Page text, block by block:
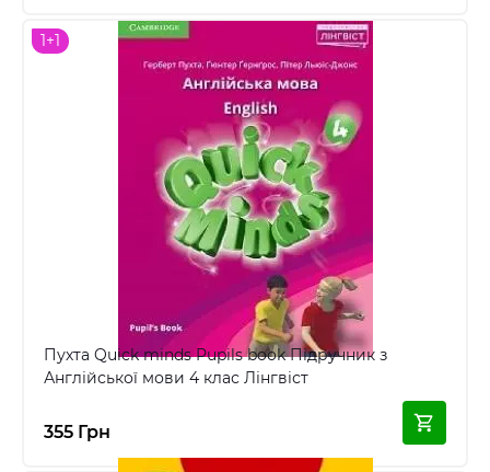
1+1
Пухта Quick minds Pupils book Підручник з
Англійської мови 4 клас Лінгвіст
355 Грн